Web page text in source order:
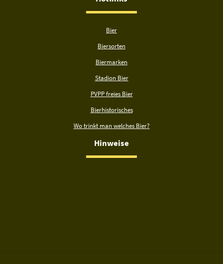
Bier
Biersorten
Biermarken
Stadion Bier
PVPP freies Bier
Bierhistorisches
Wo trinkt man welches Bier?
Hinweise